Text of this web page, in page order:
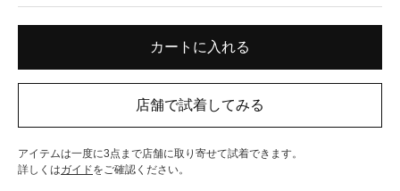
アイテムは一度に3点まで店舗に取り寄せて試着できます。
詳しくはガイドをご確認ください。